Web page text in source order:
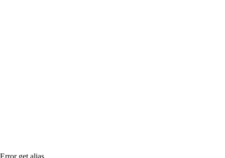
Error get alias